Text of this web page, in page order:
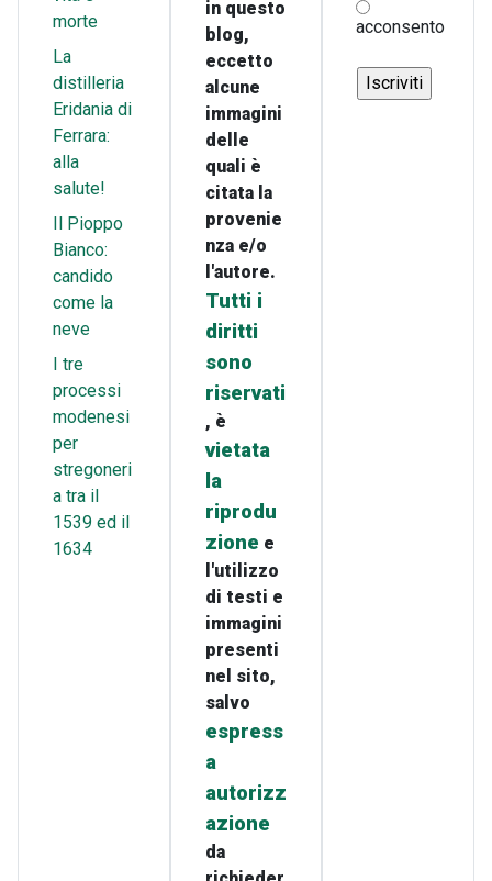
morte
La
distilleria
Eridania di
Ferrara:
alla
salute!
Il Pioppo
Bianco:
candido
come la
neve
I tre
processi
modenesi
per
stregoneri
a tra il
1539 ed il
1634
in questo
blog,
eccetto
alcune
immagini
delle
quali è
citata la
provenie
nza e/o
l'autore.
Tutti i
diritti
sono
riservati
, è
vietata
la
riprodu
zione e
l'utilizzo
di testi e
immagini
presenti
nel sito,
salvo
espress
a
autorizz
azione
da
acconsento